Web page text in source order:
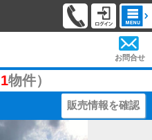
お問合せ
1物件）
販売情報を確認